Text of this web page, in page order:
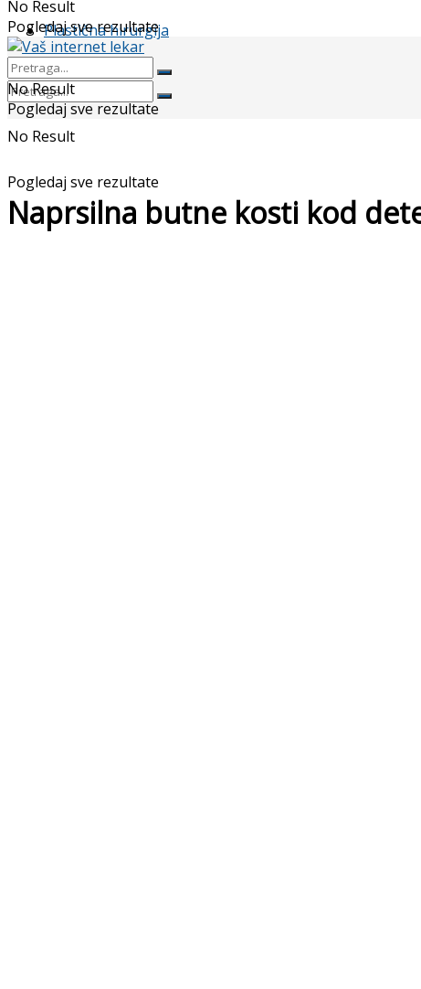
Plastična hirurgija
No Result
Pogledaj sve rezultate
No Result
Pogledaj sve rezultate
No Result
Pogledaj sve rezultate
Naprsilna butne kosti kod